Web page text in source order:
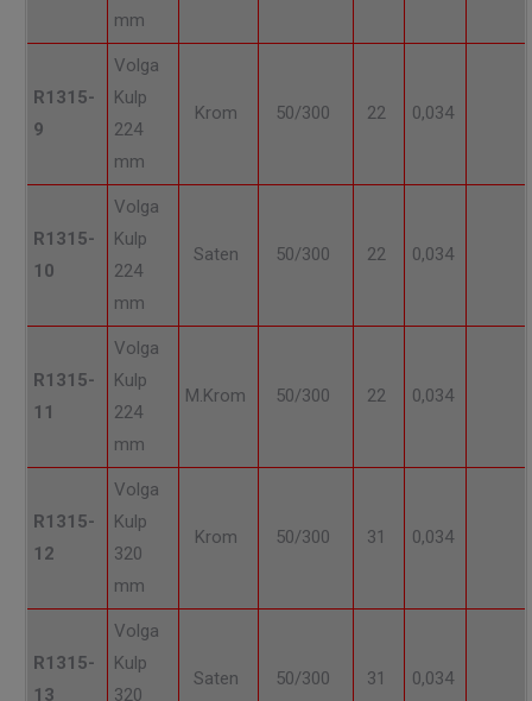
mm
R1315-
9
Volga
Kulp
224
mm
Krom 50/300 22 0,034
R1315-
10
Volga
Kulp
224
mm
Saten 50/300 22 0,034
R1315-
11
Volga
Kulp
224
mm
M.Krom 50/300 22 0,034
R1315-
12
Volga
Kulp
320
mm
Krom 50/300 31 0,034
R1315-
13
Volga
Kulp
320
Saten 50/300 31 0,034